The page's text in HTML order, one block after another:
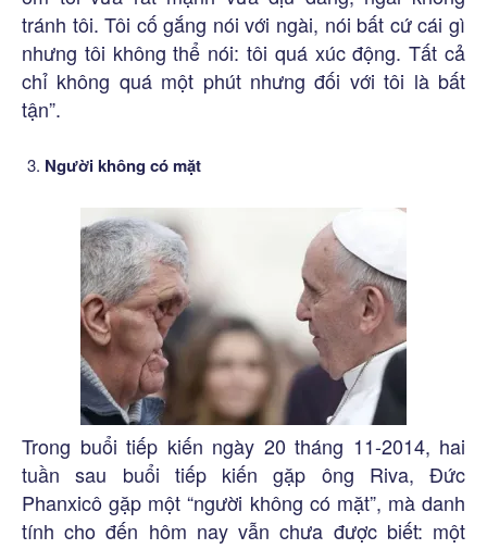
tránh tôi. Tôi cố gắng nói với ngài, nói bất cứ cái gì
nhưng tôi không thể nói: tôi quá xúc động. Tất cả
chỉ không quá một phút nhưng đối với tôi là bất
tận”.
Người không có mặt
Trong buổi tiếp kiến ngày 20 tháng 11-2014, hai
tuần sau buổi tiếp kiến gặp ông Riva, Đức
Phanxicô gặp một “người không có mặt”, mà danh
tính cho đến hôm nay vẫn chưa được biết: một